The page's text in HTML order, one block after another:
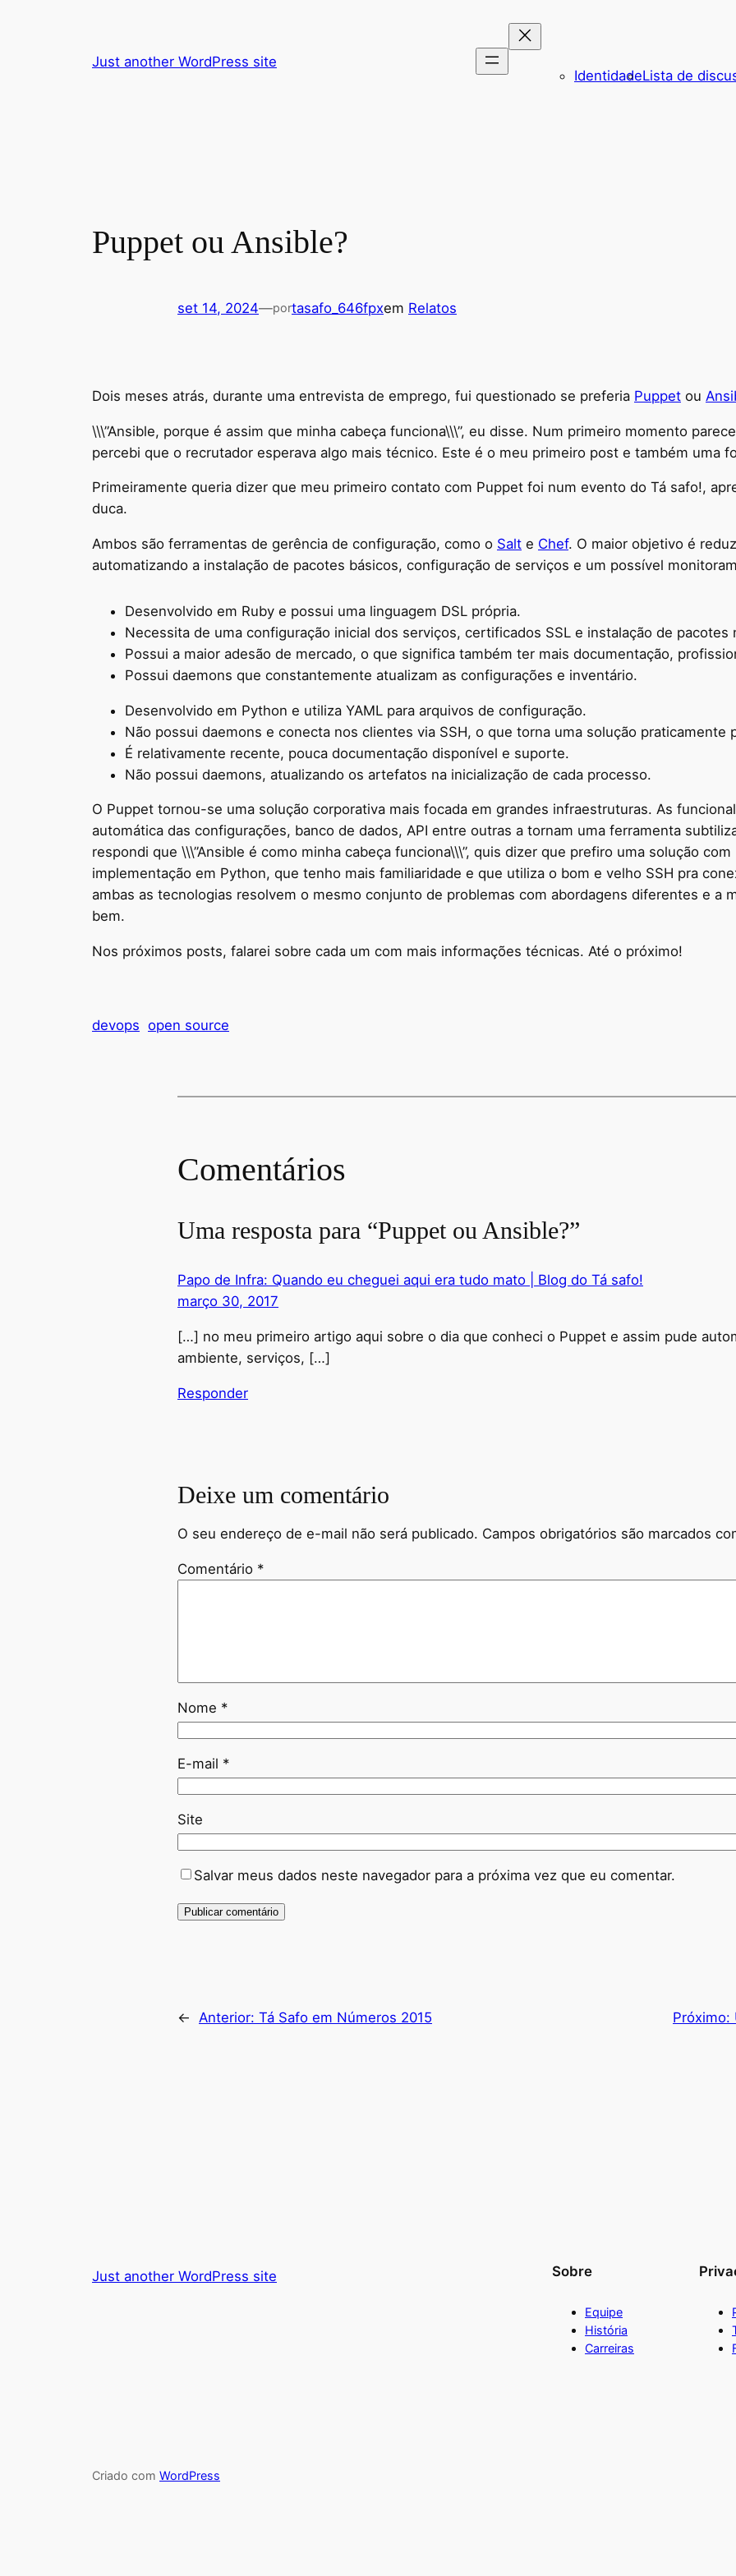
Just another WordPress site
IdentidadeLista de
Puppet ou Ansible?
set 14, 2024—portasafo_646fpxem Relatos
Dois meses atrás, durante uma entrevista de emprego, fui questionado se preferia Puppet ou
\\\”Ansible, porque é assim que minha cabeça funciona\\\”, eu disse. Num primeiro momento
percebi que o recrutador esperava algo mais técnico. Este é o meu primeiro post e também uma
Primeiramente queria dizer que meu primeiro contato com Puppet foi num evento do Tá safo!,
duca.
Ambos são ferramentas de gerência de configuração, como o Salt e Chef. O maior objetivo é
automatizando a instalação de pacotes básicos, configuração de serviços e um possível
Desenvolvido em Ruby e possui uma linguagem DSL própria.
Necessita de uma configuração inicial dos serviços, certificados SSL e instalação de pacotes
Possui a maior adesão de mercado, o que significa também ter mais documentação,
Possui daemons que constantemente atualizam as configurações e inventário.
Desenvolvido em Python e utiliza YAML para arquivos de configuração.
Não possui daemons e conecta nos clientes via SSH, o que torna uma solução praticamente
É relativamente recente, pouca documentação disponível e suporte.
Não possui daemons, atualizando os artefatos na inicialização de cada processo.
O Puppet tornou-se uma solução corporativa mais focada em grandes infraestruturas. As
automática das configurações, banco de dados, API entre outras a tornam uma ferramenta
respondi que \\\”Ansible é como minha cabeça funciona\\\”, quis dizer que prefiro uma solução
implementação em Python, que tenho mais familiaridade e que utiliza o bom e velho SSH pra
ambas as tecnologias resolvem o mesmo conjunto de problemas com abordagens diferentes e a
bem.
Nos próximos posts, falarei sobre cada um com mais informações técnicas. Até o próximo!
devops open source
Comentários
Uma resposta para “Puppet ou Ansible?”
Papo de Infra: Quando eu cheguei aqui era tudo mato | Blog do Tá safo!
março 30, 2017
[…] no meu primeiro artigo aqui sobre o dia que conheci o Puppet e assim pude
ambiente, serviços, […]
Responder
Deixe um comentário
O seu endereço de e-mail não será publicado. Campos obrigatórios são marcados
Comentário *
Nome *
E-mail *
Site
Salvar meus dados neste navegador para a próxima vez que eu comentar.
← Anterior: Tá Safo em Números 2015 Próximo:
Just another WordPress site Sobre
Equipe
História
Carreiras
Criado com WordPress